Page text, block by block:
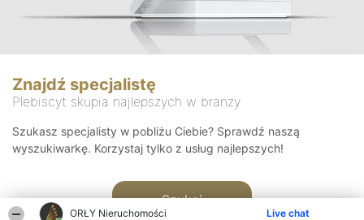
ORŁY Nieruchomości Live chat
Znajdź specjalistę
Plebiscyt skupia najlepszych w branży
Szukasz specjalisty w pobliżu Ciebie? Sprawdź naszą
wyszukiwarkę. Korzystaj tylko z usług najlepszych!
Szukaj